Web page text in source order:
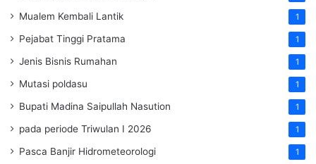
Mualem Kembali Lantik 1
Pejabat Tinggi Pratama 1
Jenis Bisnis Rumahan 1
Mutasi poldasu 1
Bupati Madina Saipullah Nasution 1
pada periode Triwulan I 2026 1
Pasca Banjir Hidrometeorologi 1